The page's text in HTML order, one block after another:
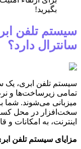
بگیرید!
سیستم تلفن
سانترال دارد؟
سیستم تلفن ابری، یک
تمامی زیرساخت‌ها و
میزبانی می‌شوند. شما
سخت‌افزار در محل
اینترنت، به امکانات
مزایای سیستم تلفن